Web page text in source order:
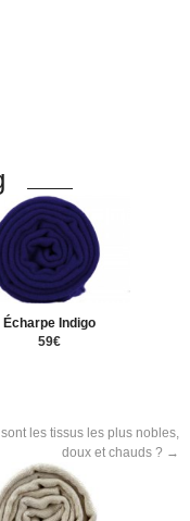
Écharpe Indigo
59€
les tissus les plus nobles,
doux et chauds ? →